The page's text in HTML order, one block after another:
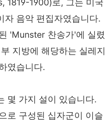
자 음악 편집자였습니다.
'Munster 찬송가'에 실렸
지방에 해당하는 실레지
였습니다.
몇 가지 설이 있습니다.
로 구성된 십자군이 이슬